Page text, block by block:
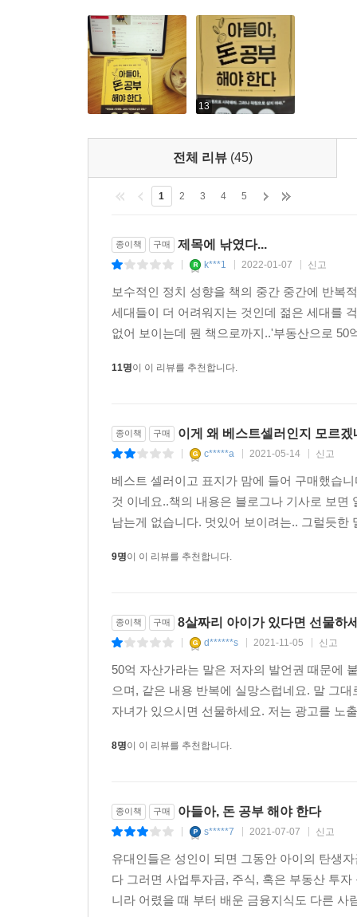
13
전체 리뷰 (45)
1 2 3 4 5
종이책 구매 제목에 낚였다...
k***1 2022-01-07 신고
보수적인 정치 성향을 책의 중간 중간에 반복
세대들이 더 어려워지는 것인데 젊은 세대를
없어 보이는데 뭔 책으로까지..'부동산으로
11명이 이 리뷰를 추천합니다.
종이책 구매 이게 왜 베스트셀러인지 모르겠
c*****a 2021-05-14 신고
베스트 셀러이고 표지가 맘에 들어 구매했습
것 이네요..책의 내용은 블로그나 기사로 보
남는게 없습니다. 멋있어 보이려는.. 그럴듯
9명이 이 리뷰를 추천합니다.
종이책 구매 8살짜리 아이가 있다면 선물하
d******s 2021-11-05 신고
50억 자산가라는 말은 저자의 발언권 때문에
으며, 같은 내용 반복에 실망스럽네요. 말 그
자녀가 있으시면 선물하세요. 저는 광고를 노
8명이 이 리뷰를 추천합니다.
종이책 구매 아들아, 돈 공부 해야 한다
s*****7 2021-07-07 신고
유대인들은 성인이 되면 그동안 아이의 탄생
다 그러면 사업투자금, 주식, 혹은 부동산 투
니라 어렸을 때 부터 배운 금융지식도 다른